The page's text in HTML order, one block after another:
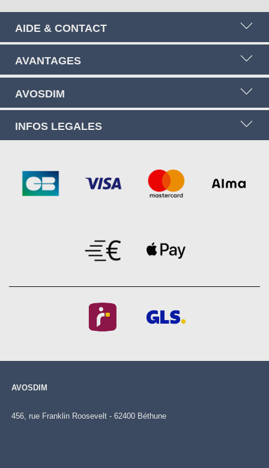
AIDE & CONTACT
AVANTAGES
AVOSDIM
INFOS LEGALES
AVOSDIM
456, rue Franklin Roosevelt - 62400 Béthune